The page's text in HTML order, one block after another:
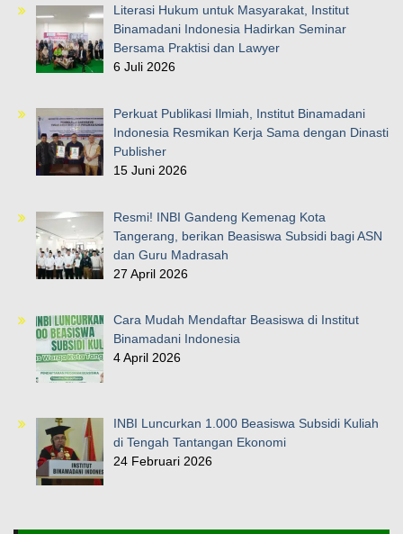
Literasi Hukum untuk Masyarakat, Institut
Binamadani Indonesia Hadirkan Seminar
Bersama Praktisi dan Lawyer
6 Juli 2026
Perkuat Publikasi Ilmiah, Institut Binamadani
Indonesia Resmikan Kerja Sama dengan Dinasti
Publisher
15 Juni 2026
Resmi! INBI Gandeng Kemenag Kota
Tangerang, berikan Beasiswa Subsidi bagi ASN
dan Guru Madrasah
27 April 2026
Cara Mudah Mendaftar Beasiswa di Institut
Binamadani Indonesia
4 April 2026
INBI Luncurkan 1.000 Beasiswa Subsidi Kuliah
di Tengah Tantangan Ekonomi
24 Februari 2026